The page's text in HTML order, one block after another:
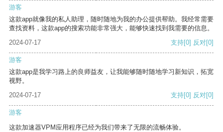
游客
这款app就像我的私人助理，随时随地为我的办公提供帮助。我经常需要
查找资料，这款app的搜索功能非常强大，能够快速找到我需要的信息。
2024-07-17
支持[0] 反对[0]
游客
这款app是我学习路上的良师益友，让我能够随时随地学习新知识，拓宽
视野。
2024-07-17
支持[0] 反对[0]
游客
这款加速器VPM应用程序已经为我们带来了无限的流畅体验。